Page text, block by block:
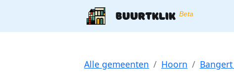
BuurtklikBeta
Alle gemeenten Hoorn